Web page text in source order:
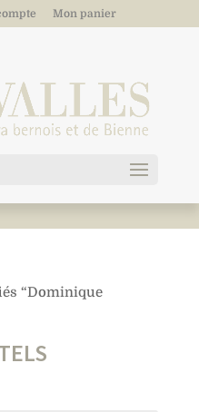
Mon panier
“Dominique